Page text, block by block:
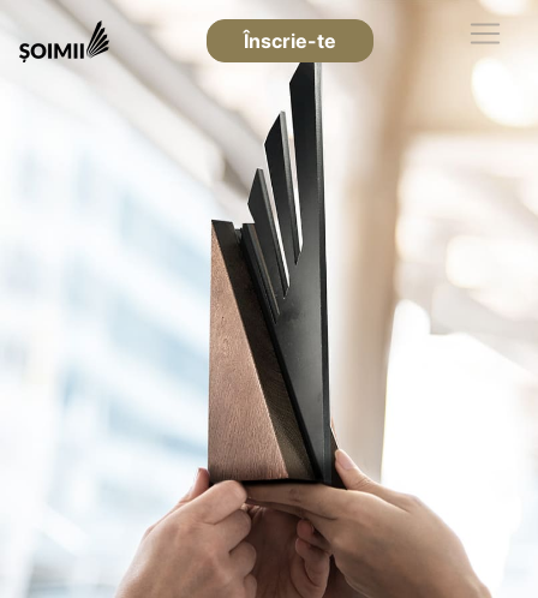
Înscrie-te